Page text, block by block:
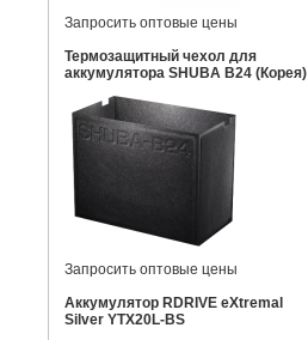
Запросить оптовые цены
Термозащитный чехол для
аккумулятора SHUBA B24 (Корея)
Запросить оптовые цены
Аккумулятор RDRIVE eXtremal
Silver YTX20L-BS